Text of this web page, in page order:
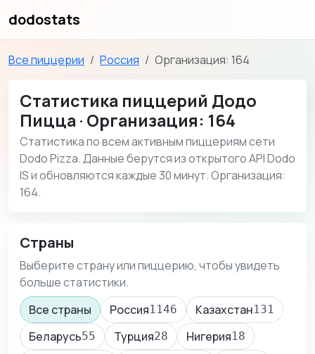
dodostats
Все пиццерии Россия Организация: 164
Статистика пиццерий Додо
Пицца · Организация: 164
Статистика по всем активным пиццериям сети
Dodo Pizza. Данные берутся из открытого API Dodo
IS и обновляются каждые 30 минут. Организация:
164.
Страны
Выберите страну или пиццерию, чтобы увидеть
больше статистики.
Все страны
Россия1146 Казахстан131
Беларусь55 Турция28 Нигерия18